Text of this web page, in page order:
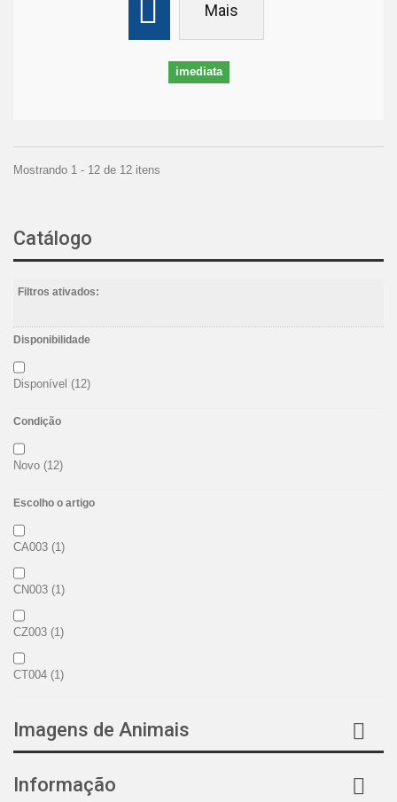
Mais
imediata
Mostrando 1 - 12 de 12 itens
Catálogo
Filtros ativados:
Disponibilidade
Disponível (12)
Condição
Novo (12)
Escolho o artigo
CA003 (1)
CN003 (1)
CZ003 (1)
CT004 (1)
Imagens de Animais
Informação